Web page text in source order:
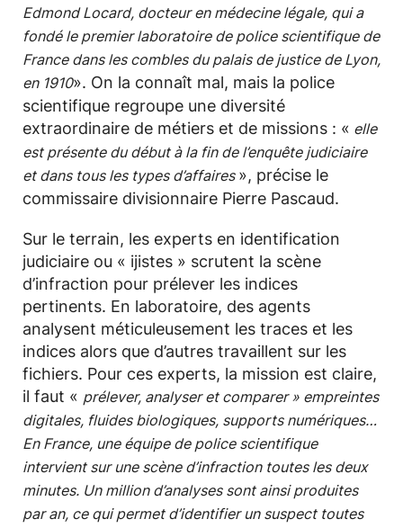
Edmond Locard, docteur en médecine légale, qui a
fondé le premier laboratoire de police scientifique de
France dans les combles du palais de justice de Lyon,
en 1910». On la connaît mal, mais la police
scientifique regroupe une diversité
extraordinaire de métiers et de missions : « elle
est présente du début à la fin de l’enquête judiciaire
et dans tous les types d’affaires », précise le
commissaire divisionnaire Pierre Pascaud.
Sur le terrain, les experts en identification
judiciaire ou « ijistes » scrutent la scène
d’infraction pour prélever les indices
pertinents. En laboratoire, des agents
analysent méticuleusement les traces et les
indices alors que d’autres travaillent sur les
fichiers. Pour ces experts, la mission est claire,
il faut « prélever, analyser et comparer » empreintes
digitales, fluides biologiques, supports numériques…
En France, une équipe de police scientifique
intervient sur une scène d’infraction toutes les deux
minutes. Un million d’analyses sont ainsi produites
par an, ce qui permet d’identifier un suspect toutes